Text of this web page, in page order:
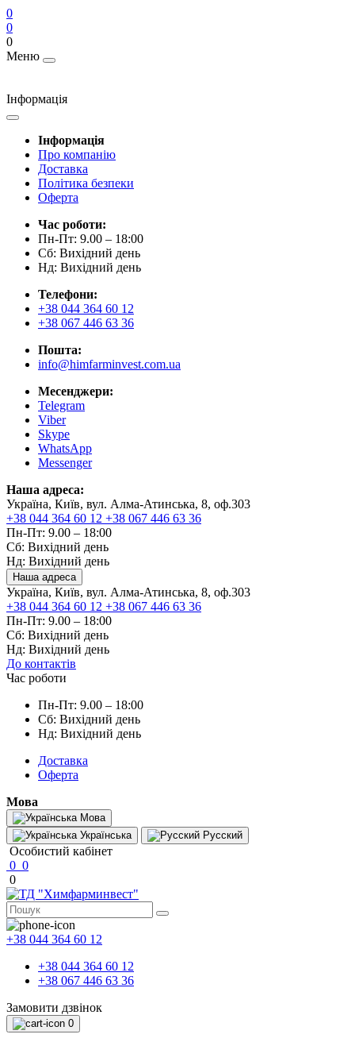
0
0
0
Меню
Інформація
Інформація
Про компанію
Доставка
Політика безпеки
Оферта
Час роботи:
Пн-Пт: 9.00 – 18:00
Сб: Вихідний день
Нд: Вихідний день
Телефони:
+38 044 364 60 12
+38 067 446 63 36
Пошта:
info@himfarminvest.com.ua
Месенджери:
Telegram
Viber
Skype
WhatsApp
Messenger
Наша адреса:
Україна, Київ, вул. Алма-Атинська, 8, оф.303
+38 044 364 60 12 +38 067 446 63 36
Пн-Пт: 9.00 – 18:00
Сб: Вихідний день
Нд: Вихідний день
Наша адреса
Україна, Київ, вул. Алма-Атинська, 8, оф.303
+38 044 364 60 12 +38 067 446 63 36
Пн-Пт: 9.00 – 18:00
Сб: Вихідний день
Нд: Вихідний день
До контактів
Час роботи
Пн-Пт: 9.00 – 18:00
Сб: Вихідний день
Нд: Вихідний день
Доставка
Оферта
Мова
Мова
Українська
Русский
Особистий кабінет
0 0
0
+38 044 364 60 12
+38 044 364 60 12
+38 067 446 63 36
Замовити дзвінок
0